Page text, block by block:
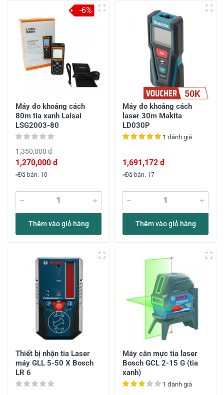
Máy đo khoảng cách
80m tia xanh Laisai
LSG2003-80
1,350,000 đ
1,270,000 đ
Đã bán: 10
Thêm vào giỏ hàng
-6%
50K
Máy đo khoảng cách
laser 30m Makita
LD030P
1 đánh giá
1,691,172 đ
Đã bán: 17
Thêm vào giỏ hàng
Thiết bị nhận tia Laser
máy GLL 5-50 X Bosch
LR 6
Máy cân mực tia laser
Bosch GCL 2-15 G (tia
xanh)
1 đánh giá